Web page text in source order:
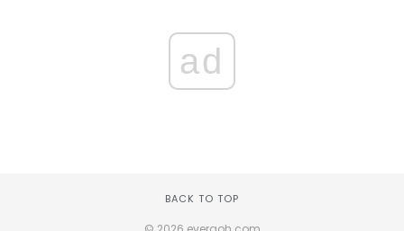
ad
BACK TO TOP